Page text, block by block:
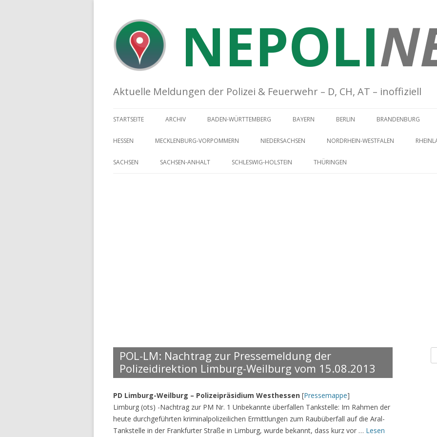
NEPOLI
Aktuelle Meldungen der Polizei & Feuerwehr – D, CH, AT – inoffiziell
STARTSEITE ARCHIV BADEN-WÜRTTEMBERG BAYERN BERLIN BRANDENBURG
HESSEN MECKLENBURG-VORPOMMERN NIEDERSACHSEN NORDRHEIN-WESTFALEN
SACHSEN SACHSEN-ANHALT SCHLESWIG-HOLSTEIN THÜRINGEN
POL-LM: Nachtrag zur Pressemeldung der
Polizeidirektion Limburg-Weilburg vom 15.08.2013
PD Limburg-Weilburg – Polizeipräsidium Westhessen [Pressemappe]
Limburg (ots) -Nachtrag zur PM Nr. 1 Unbekannte überfallen Tankstelle: Im Rahmen der
heute durchgeführten kriminalpolizeilichen Ermittlungen zum Raubüberfall auf die Aral-
Tankstelle in der Frankfurter Straße in Limburg, wurde bekannt, dass kurz vor … Lesen